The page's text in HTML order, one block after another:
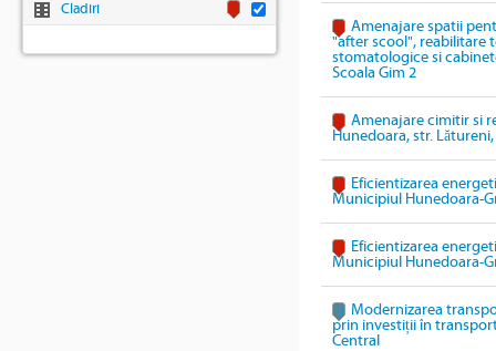
Amenajare spatii
"after scool", reabilitare
stomatologice si
Scoala Gim 2
Amenajare cimitir si
Hunedoara, str.
Eficientizarea
Municipiul Hunedoara-
Eficientizarea
Municipiul Hunedoara-
Modernizarea
prin investiții în
Central
Cladiri